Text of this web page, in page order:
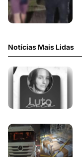
Notícias Mais Lidas